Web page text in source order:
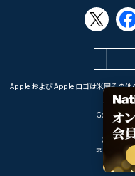
Apple および Apple ロゴは米国その
Apple
Google
ネイティブ